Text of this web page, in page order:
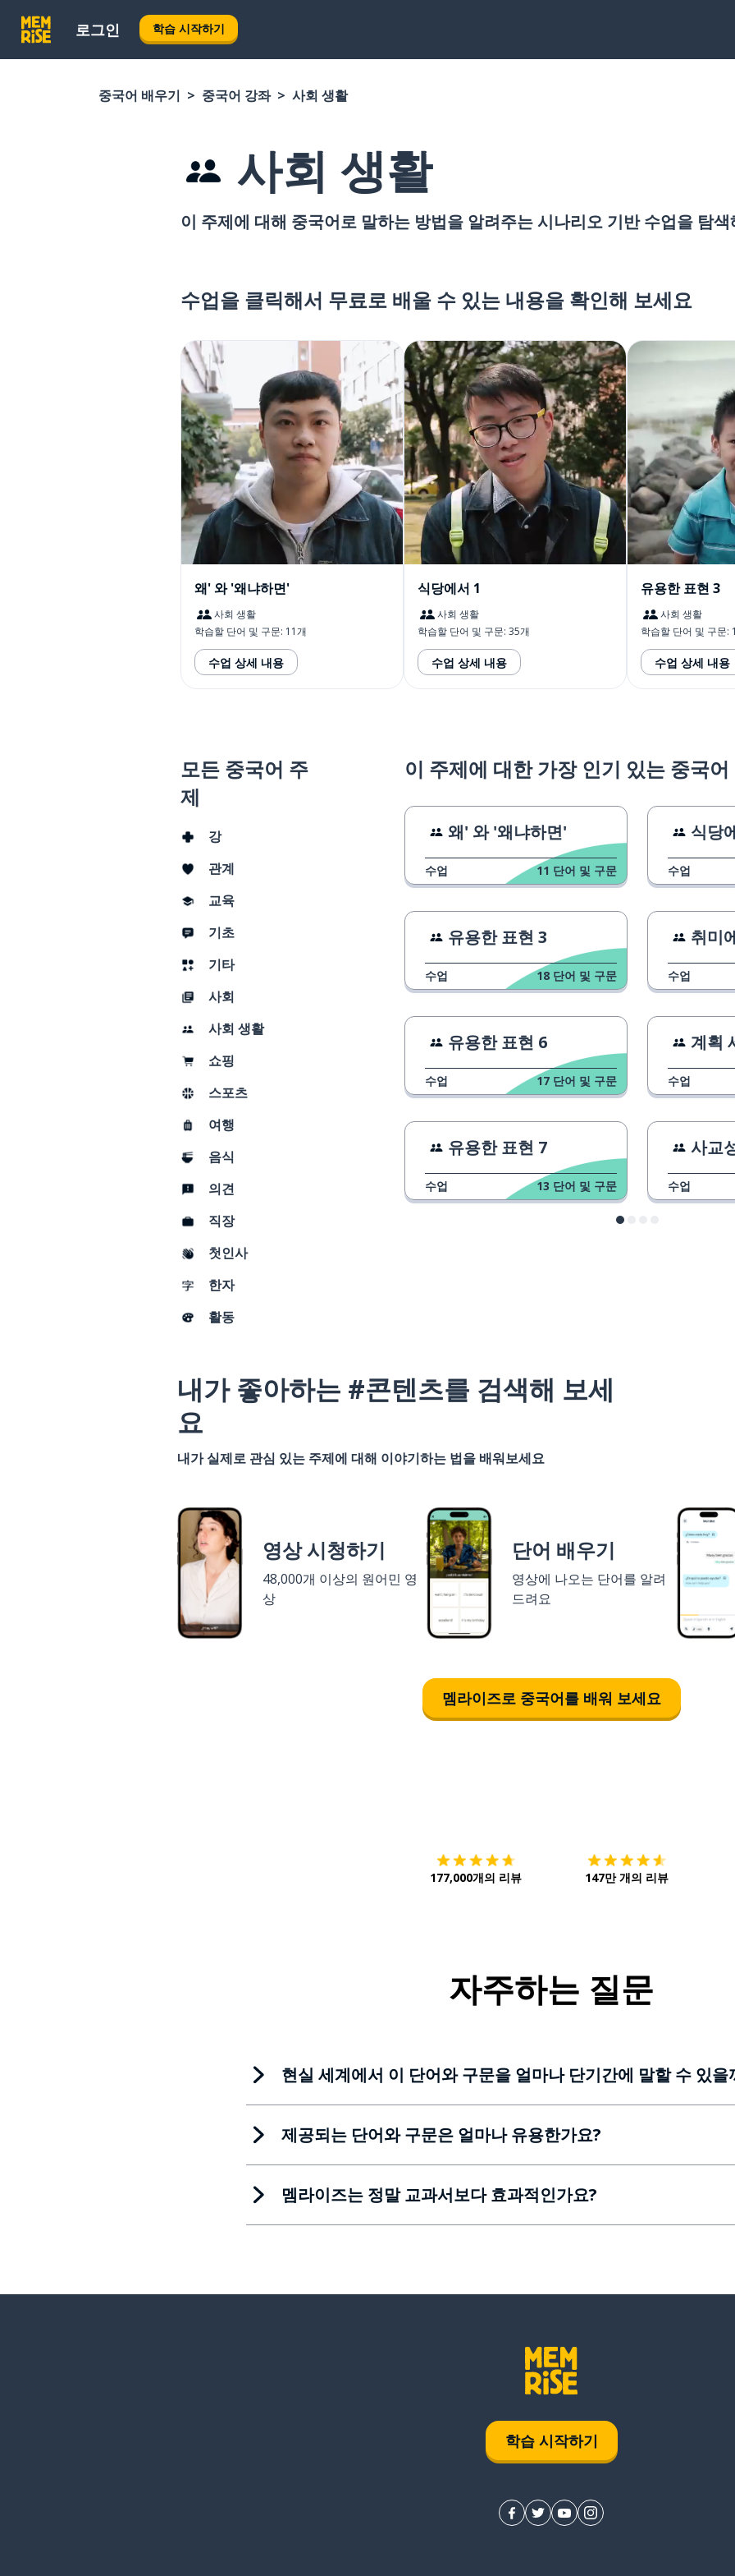
로그인 학습 시작하기
중국어 배우기 중국어 강좌 사회 생활
사회 생활
이 주제에 대해 중국어로 말하는 방법을 알려주는 시나리오 기반 수업을 탐
수업을 클릭해서 무료로 배울 수 있는 내용을 확인해 보세요
왜' 와 '왜냐하면'
사회 생활
학습할 단어 및 구문: 11개
수업 상세 내용
식당에서 1
사회 생활
학습할 단어 및 구문: 35개
수업 상세 내용
유용한 표현 3
사회 생활
학습할 단어 및 구문:
수업 상세 내용
모든 중국어 주
제
강
관계
교육
기초
기타
사회
사회 생활
쇼핑
스포츠
여행
음식
의견
직장
첫인사
한자
활동
이 주제에 대한 가장 인기 있는 중국
왜' 와 '왜냐하면'
수업 11 단어 및 구문
식당
수업
유용한 표현 3
수업 18 단어 및 구문
취미
수업
유용한 표현 6
수업 17 단어 및 구문
계획
수업
유용한 표현 7
수업 13 단어 및 구문
사교
수업
내가 좋아하는 #콘텐츠를 검색해 보세
요
내가 실제로 관심 있는 주제에 대해 이야기하는 법을 배워보세요
영상 시청하기
48,000개 이상의 원어민 영
상
단어 배우기
영상에 나오는 단어를 알려
드려요
멤라이즈로 중국어를 배워 보세요
177,000개의 리뷰 147만 개의 리뷰
자주하는 질문
현실 세계에서 이 단어와 구문을 얼마나 단기간에 말할 수 있을
제공되는 단어와 구문은 얼마나 유용한가요?
멤라이즈는 정말 교과서보다 효과적인가요?
학습 시작하기